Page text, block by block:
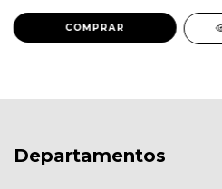
Departamentos